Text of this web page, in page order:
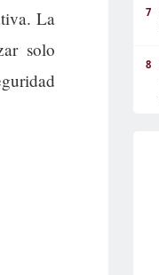
La
solo
7
8